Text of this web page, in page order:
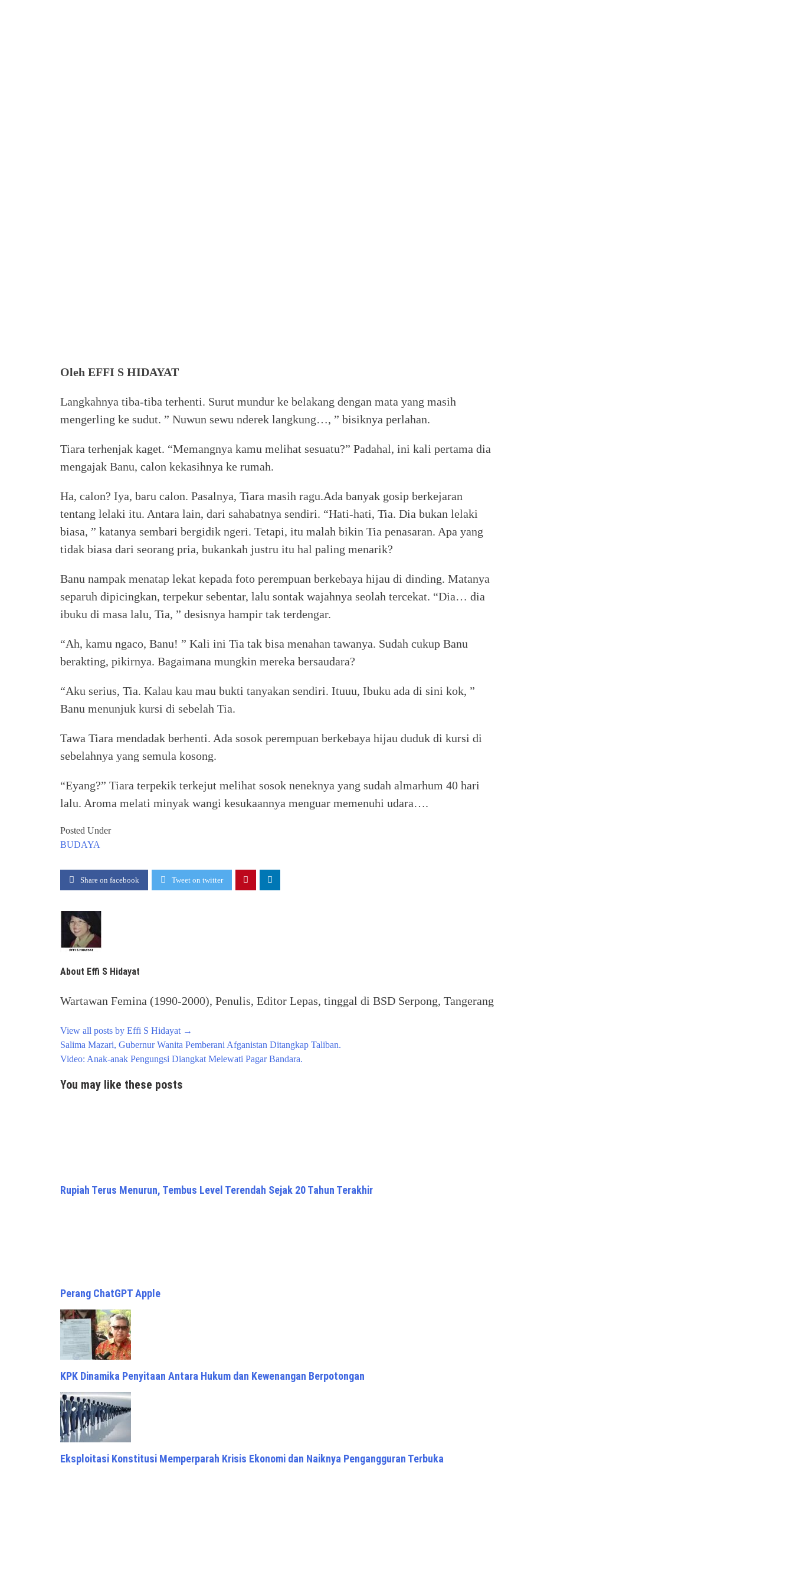
Oleh EFFI S HIDAYAT
Langkahnya tiba-tiba terhenti. Surut mundur ke belakang dengan mata yang masih
mengerling ke sudut. ” Nuwun sewu nderek langkung…, ” bisiknya perlahan.
Tiara terhenjak kaget. “Memangnya kamu melihat sesuatu?” Padahal, ini kali pertama dia
mengajak Banu, calon kekasihnya ke rumah.
Ha, calon? Iya, baru calon. Pasalnya, Tiara masih ragu.Ada banyak gosip berkejaran
tentang lelaki itu. Antara lain, dari sahabatnya sendiri. “Hati-hati, Tia. Dia bukan lelaki
biasa, ” katanya sembari bergidik ngeri. Tetapi, itu malah bikin Tia penasaran. Apa yang
tidak biasa dari seorang pria, bukankah justru itu hal paling menarik?
Banu nampak menatap lekat kepada foto perempuan berkebaya hijau di dinding. Matanya
separuh dipicingkan, terpekur sebentar, lalu sontak wajahnya seolah tercekat. “Dia… dia
ibuku di masa lalu, Tia, ” desisnya hampir tak terdengar.
“Ah, kamu ngaco, Banu! ” Kali ini Tia tak bisa menahan tawanya. Sudah cukup Banu
berakting, pikirnya. Bagaimana mungkin mereka bersaudara?
“Aku serius, Tia. Kalau kau mau bukti tanyakan sendiri. Ituuu, Ibuku ada di sini kok, ”
Banu menunjuk kursi di sebelah Tia.
Tawa Tiara mendadak berhenti. Ada sosok perempuan berkebaya hijau duduk di kursi di
sebelahnya yang semula kosong.
“Eyang?” Tiara terpekik terkejut melihat sosok neneknya yang sudah almarhum 40 hari
lalu. Aroma melati minyak wangi kesukaannya menguar memenuhi udara….
Posted Under
BUDAYA
Share on facebook Tweet on twitter
About Effi S Hidayat
Wartawan Femina (1990-2000), Penulis, Editor Lepas, tinggal di BSD Serpong, Tangerang
View all posts by Effi S Hidayat →
Post
navigation
Salima Mazari, Gubernur Wanita Pemberani Afganistan Ditangkap Taliban.
Video: Anak-anak Pengungsi Diangkat Melewati Pagar Bandara.
You may like these posts
Rupiah Terus Menurun, Tembus Level Terendah Sejak 20 Tahun Terakhir
Perang ChatGPT Apple
KPK Dinamika Penyitaan Antara Hukum dan Kewenangan Berpotongan
Eksploitasi Konstitusi Memperparah Krisis Ekonomi dan Naiknya Pengangguran Terbuka